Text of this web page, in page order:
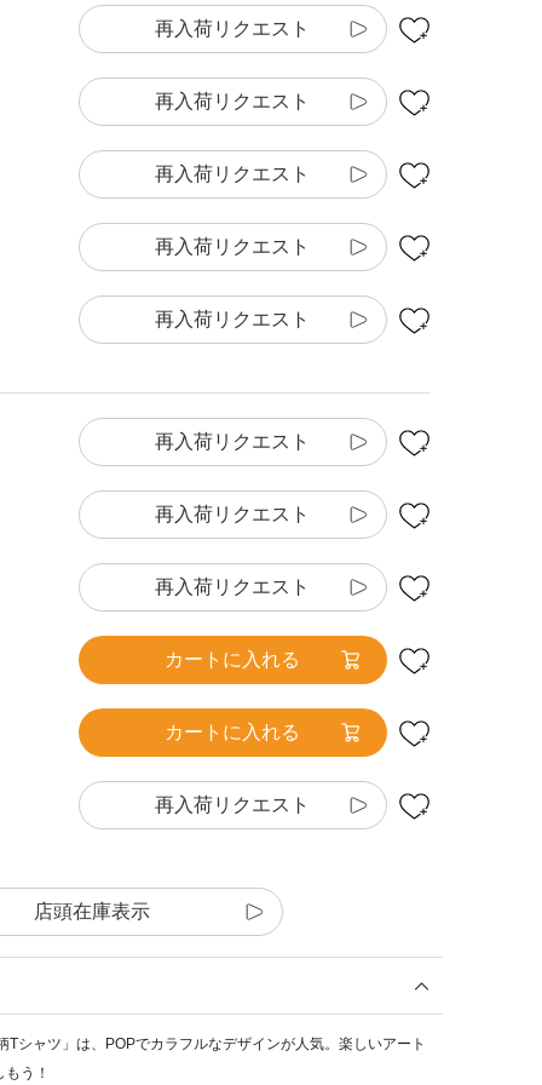
再入荷リクエスト
再入荷リクエスト
再入荷リクエスト
再入荷リクエスト
再入荷リクエスト
再入荷リクエスト
再入荷リクエスト
再入荷リクエスト
カートに入れる
カートに入れる
再入荷リクエスト
店頭在庫表示
Tシャツ」は、POPでカラフルなデザインが人気。楽しいアート
う！